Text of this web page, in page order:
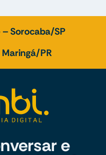
Sorocaba/SP
Maringá/PR
e